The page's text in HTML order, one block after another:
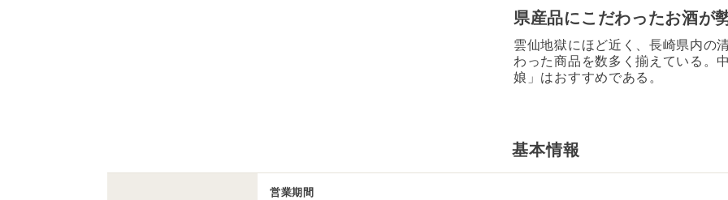
県産品にこだわったお酒が
雲仙地獄にほど近く、長崎県内の
わった商品を数多く揃えている。
娘」はおすすめである。
基本情報
営業期間